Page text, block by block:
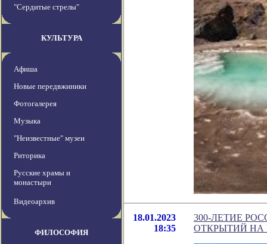
"Сердитые стрелы"
КУЛЬТУРА
Афиша
Новые передвжиники
Фотогалерея
Музыка
"Неизвестные" музеи
Риторика
Русские храмы и
монастыри
Видеоархив
ФИЛОСОФИЯ
18.01.2023
18:35
300-ЛЕТИЕ
ОТКРЫТИЙ НА